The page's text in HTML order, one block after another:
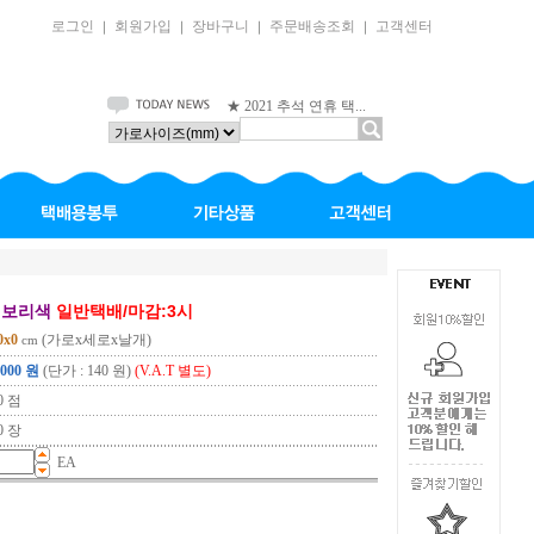
로그인 회원가입 장바구니 주문배송조회 고객센터
★ 2021 추석 연휴 택...
리색 일반택배/마감:3시
cm (가로x세로x날개)
원 (단가 : 140 원) (V.A.T 별도)
점
장
EA